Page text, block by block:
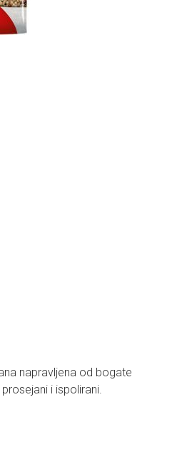
napravljena od bogate
i ispolirani.